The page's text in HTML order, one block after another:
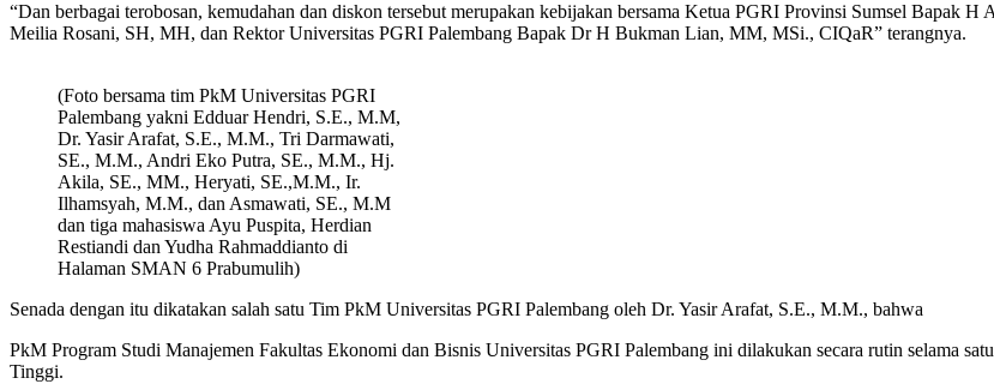
“Dan berbagai terobosan, kemudahan dan diskon tersebut merupakan kebijakan bersama Ketua PGRI Provinsi Sumsel
Meilia Rosani, SH, MH, dan Rektor Universitas PGRI Palembang Bapak Dr H Bukman Lian, MM, MSi., CIQaR” terangnya.
(Foto bersama tim PkM Universitas PGRI
Palembang yakni Edduar Hendri, S.E., M.M,
Dr. Yasir Arafat, S.E., M.M., Tri Darmawati,
SE., M.M., Andri Eko Putra, SE., M.M., Hj.
Akila, SE., MM., Heryati, SE.,M.M., Ir.
Ilhamsyah, M.M., dan Asmawati, SE., M.M
dan tiga mahasiswa Ayu Puspita, Herdian
Restiandi dan Yudha Rahmaddianto di
Halaman SMAN 6 Prabumulih)
Senada dengan itu dikatakan salah satu Tim PkM Universitas PGRI Palembang oleh Dr. Yasir Arafat, S.E., M.M., bahwa
PkM Program Studi Manajemen Fakultas Ekonomi dan Bisnis Universitas PGRI Palembang ini dilakukan secara rutin selama
Tinggi.